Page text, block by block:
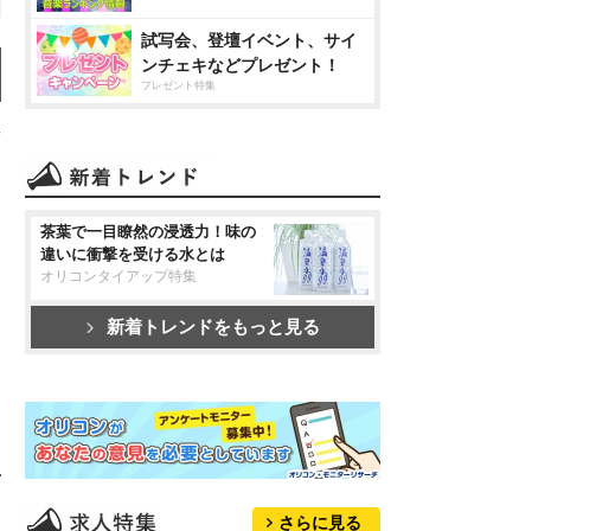
試写会、登壇イベント、サイ
ンチェキなどプレゼント！
プレゼント特集
茶葉で一目瞭然の浸透力！味の
違いに衝撃を受ける水とは
オリコンタイアップ特集
新着トレンドをもっと見る
さらに見る